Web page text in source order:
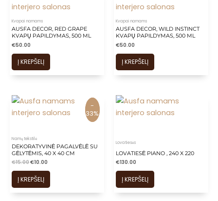
Kvapai namams
AUSFA DECOR, RED GRAPE
KVAPŲ PAPILDYMAS, 500 ML
€50.00
Į KREPŠELĮ
Kvapai namams
AUSFA DECOR, WILD INSTINCT
KVAPŲ PAPILDYMAS, 500 ML
€50.00
Į KREPŠELĮ
-
33%
-
33%
Namų tekstilė
DEKORATYVINĖ PAGALVĖLĖ SU
GĖLYTĖMIS, 40 X 40 CM
€15.00€10.00
Į KREPŠELĮ
Lovatiesės
LOVATIESĖ PIANO , 240 X 220
€130.00
Į KREPŠELĮ